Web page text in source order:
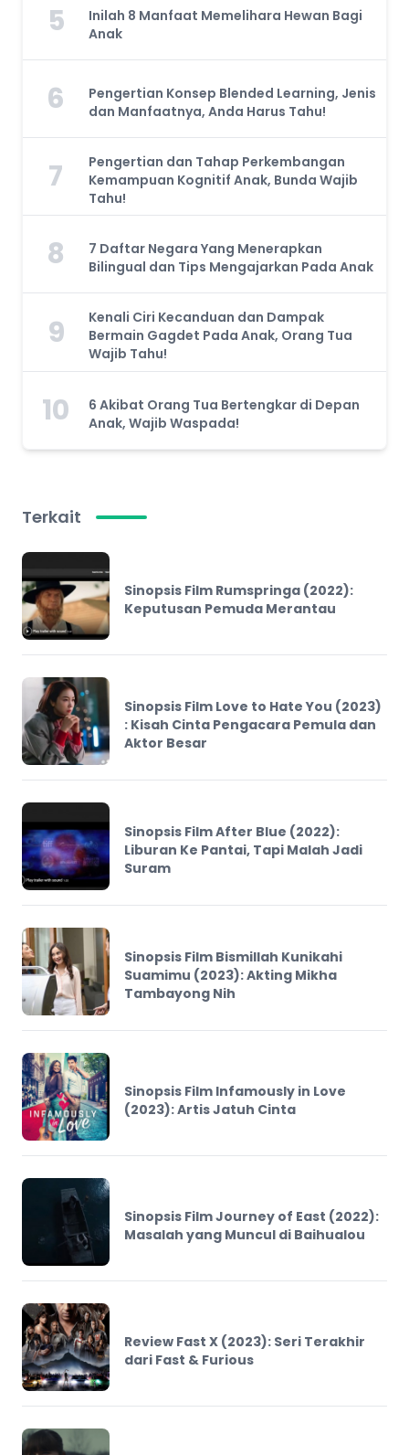
5
Inilah 8 Manfaat Memelihara Hewan Bagi
Anak
6
Pengertian Konsep Blended Learning, Jenis
dan Manfaatnya, Anda Harus Tahu!
7
Pengertian dan Tahap Perkembangan
Kemampuan Kognitif Anak, Bunda Wajib
Tahu!
8
7 Daftar Negara Yang Menerapkan
Bilingual dan Tips Mengajarkan Pada Anak
9
Kenali Ciri Kecanduan dan Dampak
Bermain Gagdet Pada Anak, Orang Tua
Wajib Tahu!
10
6 Akibat Orang Tua Bertengkar di Depan
Anak, Wajib Waspada!
Terkait
Sinopsis Film Rumspringa (2022):
Keputusan Pemuda Merantau
Sinopsis Film Love to Hate You (2023)
: Kisah Cinta Pengacara Pemula dan
Aktor Besar
Sinopsis Film After Blue (2022):
Liburan Ke Pantai, Tapi Malah Jadi
Suram
Sinopsis Film Bismillah Kunikahi
Suamimu (2023): Akting Mikha
Tambayong Nih
Sinopsis Film Infamously in Love
(2023): Artis Jatuh Cinta
Sinopsis Film Journey of East (2022):
Masalah yang Muncul di Baihualou
Review Fast X (2023): Seri Terakhir
dari Fast & Furious